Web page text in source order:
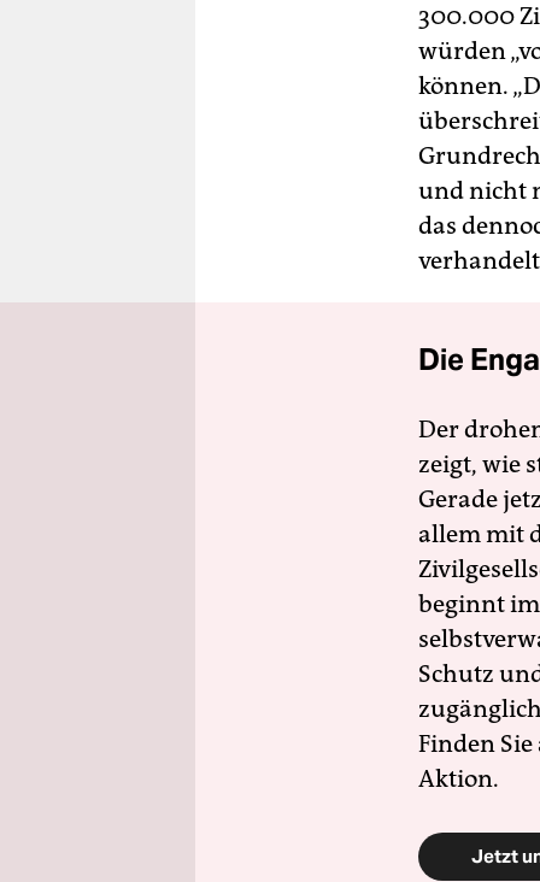
300.000
würden
können.
und nicht
das
Die
Der
zeigt, wie
Gerade
allem mit
beginnt
Schutz
Finden
Aktion.
Jetzt